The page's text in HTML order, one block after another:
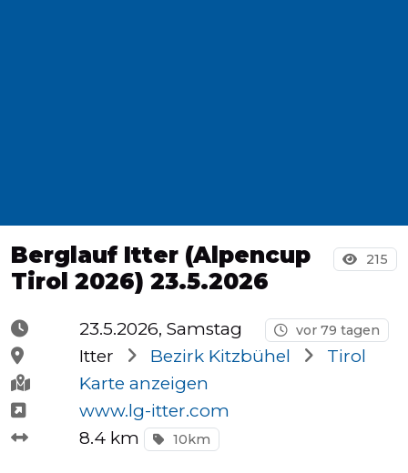
Wien
Virtuelle
Läufe
Kinder
Berglauf Itter (Alpencup
Tirol 2026) 23.5.2026
215
23.5.2026, Samstag vor 79 tagen
Itter Bezirk Kitzbühel
Tirol
Karte anzeigen
www.lg-itter.com
8.4 km
10km